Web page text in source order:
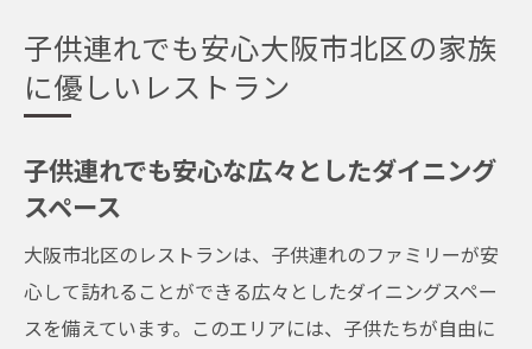
フリーレストラン
親子で楽しむための工夫満載！大阪市北区
子供連れに嬉しい配慮が詰まった大阪市北
区のお店
大阪市北区で心が通う家族連れに最適な食
事体験
大阪市北区親子の時間を彩る子供用椅子完備の
子供連れでも安心大阪市北区の家族
に優しいレストラン
子供連れでも安心な広々としたダイニング
スペース
大阪市北区のレストランは、子供連れのファミリーが安
心して訪れることができる広々としたダイニングスペー
スを備えています。このエリアには、子供たちが自由に